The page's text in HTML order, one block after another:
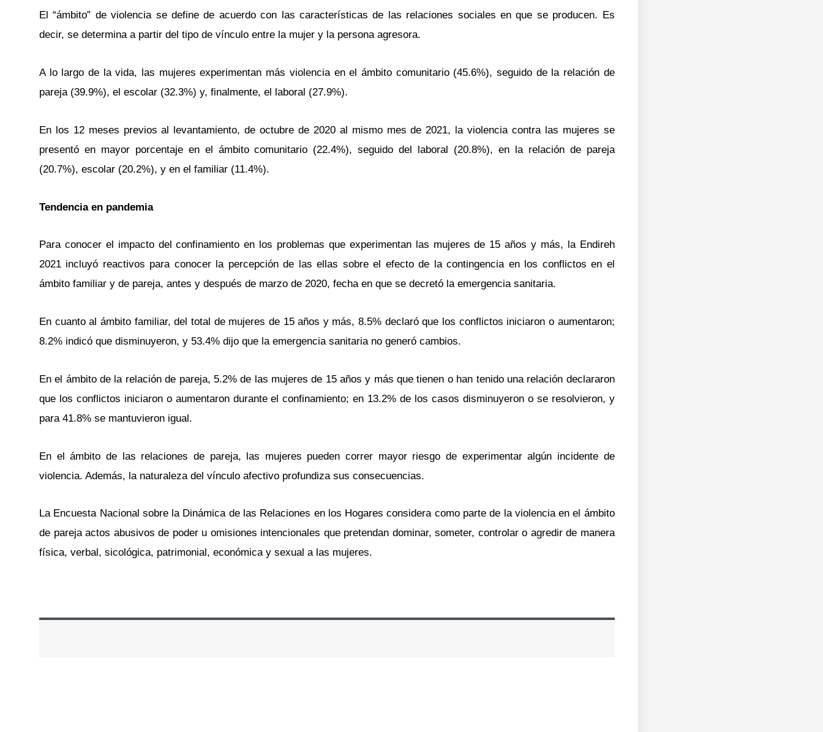
El “ámbito” de violencia se define de acuerdo con las características de las relaciones sociales en que se producen. Es
decir, se determina a partir del tipo de vínculo entre la mujer y la persona agresora.
A lo largo de la vida, las mujeres experimentan más violencia en el ámbito comunitario (45.6%), seguido de la relación de
pareja (39.9%), el escolar (32.3%) y, finalmente, el laboral (27.9%).
En los 12 meses previos al levantamiento, de octubre de 2020 al mismo mes de 2021, la violencia contra las mujeres se
presentó en mayor porcentaje en el ámbito comunitario (22.4%), seguido del laboral (20.8%), en la relación de pareja
(20.7%), escolar (20.2%), y en el familiar (11.4%).
Tendencia en pandemia
Para conocer el impacto del confinamiento en los problemas que experimentan las mujeres de 15 años y más, la Endireh
2021 incluyó reactivos para conocer la percepción de las ellas sobre el efecto de la contingencia en los conflictos en el
ámbito familiar y de pareja, antes y después de marzo de 2020, fecha en que se decretó la emergencia sanitaria.
En cuanto al ámbito familiar, del total de mujeres de 15 años y más, 8.5% declaró que los conflictos iniciaron o aumentaron;
8.2% indicó que disminuyeron, y 53.4% dijo que la emergencia sanitaria no generó cambios.
En el ámbito de la relación de pareja, 5.2% de las mujeres de 15 años y más que tienen o han tenido una relación declararon
que los conflictos iniciaron o aumentaron durante el confinamiento; en 13.2% de los casos disminuyeron o se resolvieron, y
para 41.8% se mantuvieron igual.
En el ámbito de las relaciones de pareja, las mujeres pueden correr mayor riesgo de experimentar algún incidente de
violencia. Además, la naturaleza del vínculo afectivo profundiza sus consecuencias.
La Encuesta Nacional sobre la Dinámica de las Relaciones en los Hogares considera como parte de la violencia en el ámbito
de pareja actos abusivos de poder u omisiones intencionales que pretendan dominar, someter, controlar o agredir de manera
física, verbal, sicológica, patrimonial, económica y sexual a las mujeres.